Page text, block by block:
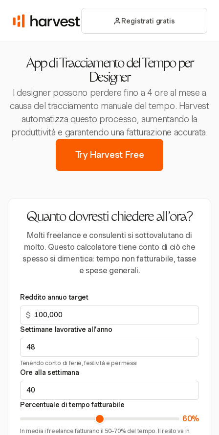
Registrati gratis
App di Tracciamento del Tempo per
Designer
I designer possono perdere fino a 4 ore al mese a
causa del tracciamento manuale del tempo. Harvest
automatizza questo processo, aumentando la
produttività e garantendo una fatturazione accurata.
Try Harvest Free
Quanto dovresti chiedere all’ora?
Molti freelance e consulenti si sottovalutano di
molto. Questo calcolatore tiene conto di ciò che
spesso si dimentica: tempo non fatturabile, tasse
e spese generali.
Reddito annuo target
$
Settimane lavorative all’anno
Tenendo conto di ferie, festività e permessi
Ore alla settimana
Percentuale di tempo fatturabile
60%
In media i freelance fatturano il 50–70% del tempo. Il resto va in